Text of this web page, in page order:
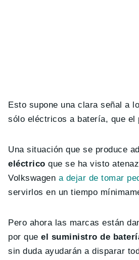
Esto supone una clara señal a
sólo eléctricos a batería, que el
Una situación que se produce
eléctrico que se ha visto
Volkswagen a dejar de tomar
servirlos en un tiempo
Pero ahora las marcas están
por queel suministro de
sin duda ayudarán a disparar